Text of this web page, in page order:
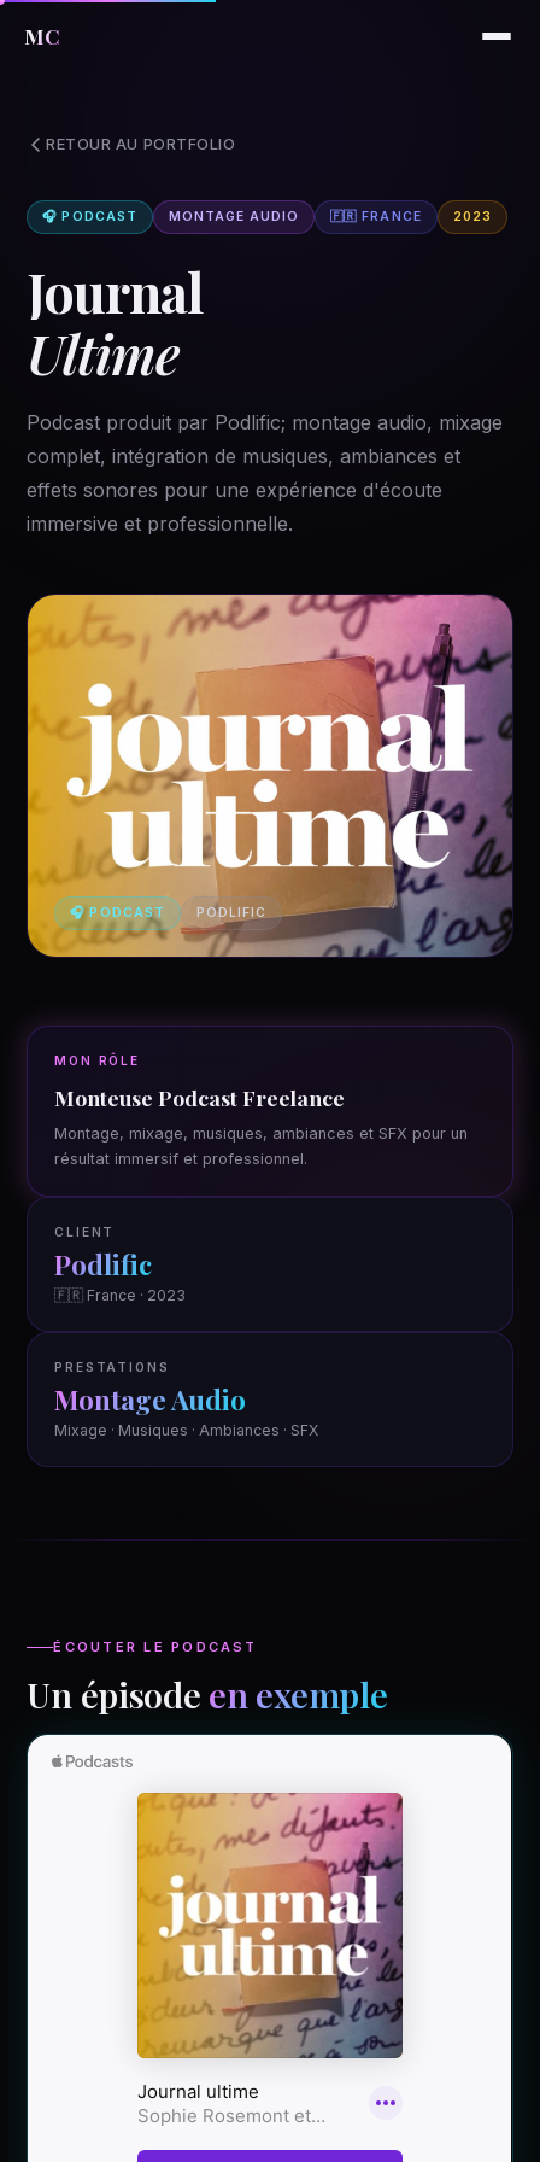
MC
RETOUR AU PORTFOLIO
🎧 PODCAST MONTAGE AUDIO 🇫🇷 FRANCE 2023
Journal
Ultime
Podcast produit par Podlific; montage audio, mixage
complet, intégration de musiques, ambiances et
effets sonores pour une expérience d'écoute
immersive et professionnelle.
🎧 PODCAST PODLIFIC
MON RÔLE
Monteuse Podcast Freelance
Montage, mixage, musiques, ambiances et SFX pour un
résultat immersif et professionnel.
CLIENT
Podlific
🇫🇷 France · 2023
PRESTATIONS
Montage Audio
Mixage · Musiques · Ambiances · SFX
ÉCOUTER LE PODCAST
Un épisode en exemple